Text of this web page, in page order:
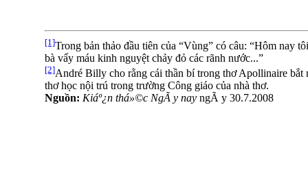
[1]Trong bản thảo đầu tiên của “Vùng” có câu: “Hôm nay
bà vấy máu kinh nguyệt chảy đỏ các rãnh nước...”
[2]André Billy cho rằng cái thần bí trong thơ Apollinaire bắt
thơ học nội trú trong trường Công giáo của nhà thơ.
Nguồn: Kiáº¿n thá»©c NgÃ y nay ngÃ y 30.7.2008